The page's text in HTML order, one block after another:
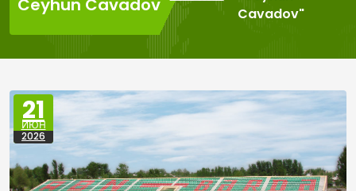
Ceyhun Cavadov
Cavadov"
21
ИЮН
2026